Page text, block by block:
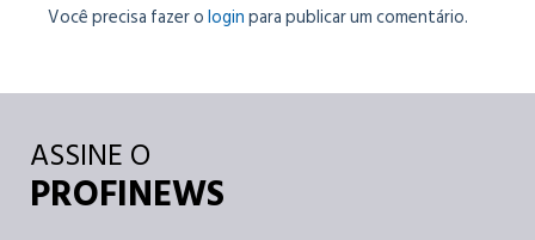
Você precisa fazer ologinpara publicar um comentário.
ASSINE O
PROFINEWS